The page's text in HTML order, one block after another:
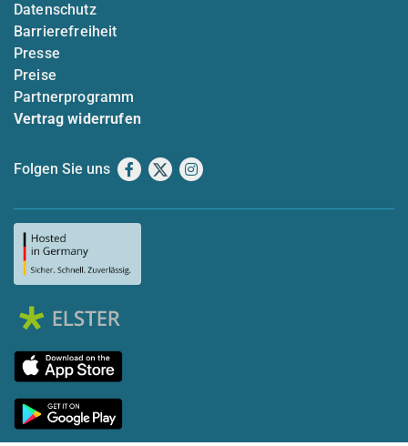
Datenschutz
Barrierefreiheit
Presse
Preise
Partnerprogramm
Vertrag widerrufen
Folgen Sie uns Facebook
X Instagram